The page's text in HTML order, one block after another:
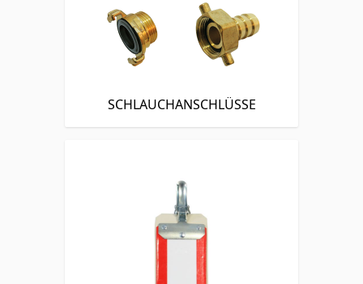
SCHLAUCHANSCHLÜSSE